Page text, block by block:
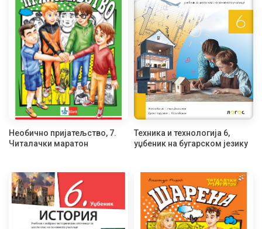
Необично пријатељство, 7.
Читалачки маратон
Техника и технологија 6,
уџбеник на бугарском језику